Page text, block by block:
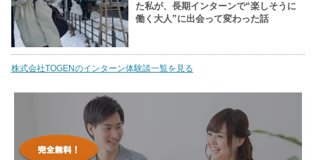
た私が、長期インターンで“楽しそうに
働く大人”に出会って変わった話
株式会社TOGENのインターン体験談一覧を見る